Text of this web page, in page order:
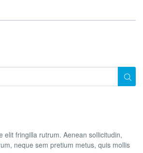
elit fringilla rutrum. Aenean sollicitudin,
neque sem pretium metus, quis mollis